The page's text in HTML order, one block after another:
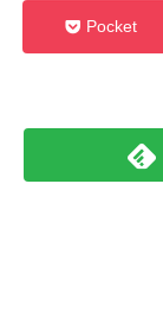
Pocket